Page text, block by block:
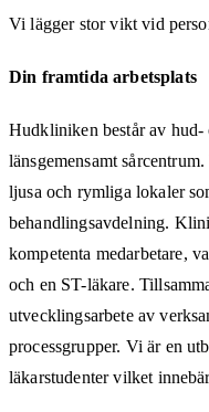
Vi lägger stor vikt vid
Din framtida arbetsplats
Hudkliniken består av
länsgemensamt
ljusa och rymliga lokaler
behandlingsavdelning.
kompetenta medarbetare,
och en ST-läkare.
utvecklingsarbete av
processgrupper. Vi är en
läkarstudenter vilket